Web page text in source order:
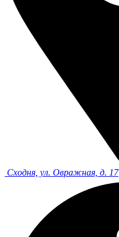
Сходня, ул. Овражная, д. 17